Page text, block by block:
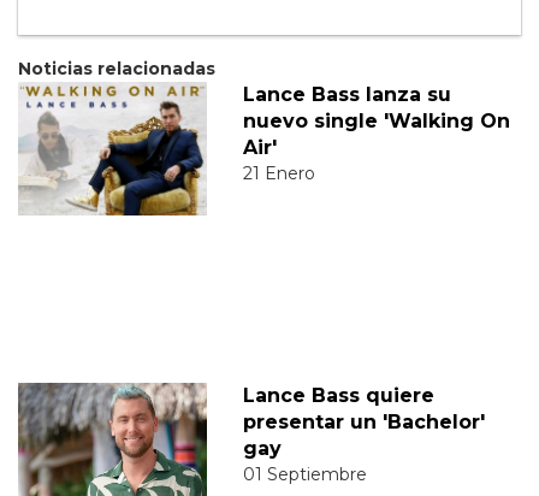
Noticias relacionadas
Lance Bass lanza su
nuevo single 'Walking On
Air'
21 Enero
Lance Bass quiere
presentar un 'Bachelor'
gay
01 Septiembre